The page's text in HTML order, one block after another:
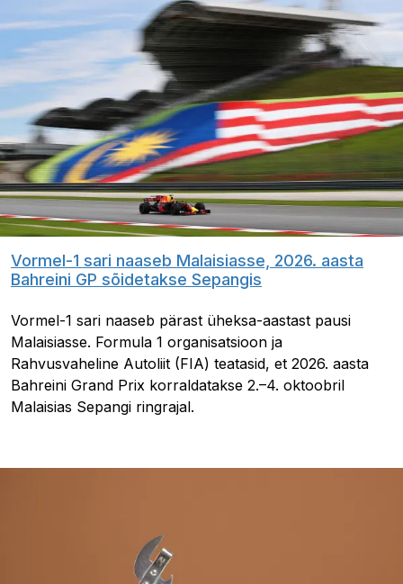
Vormel-1 sari naaseb Malaisiasse, 2026. aasta
Bahreini GP sõidetakse Sepangis
Vormel-1 sari naaseb pärast üheksa-aastast pausi
Malaisiasse. Formula 1 organisatsioon ja
Rahvusvaheline Autoliit (FIA) teatasid, et 2026. aasta
Bahreini Grand Prix korraldatakse 2.–4. oktoobril
Malaisias Sepangi ringrajal.